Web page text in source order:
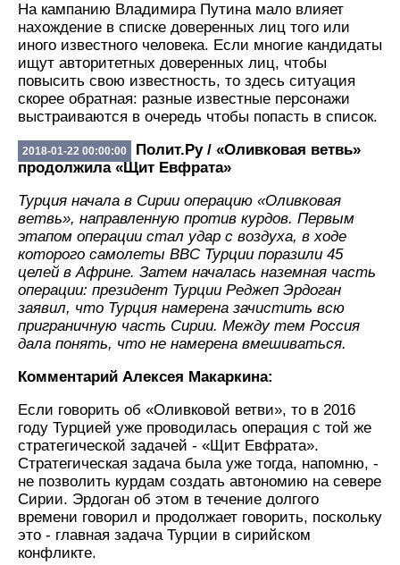
На кампанию Владимира Путина мало влияет
нахождение в списке доверенных лиц того или
иного известного человека. Если многие кандидаты
ищут авторитетных доверенных лиц, чтобы
повысить свою известность, то здесь ситуация
скорее обратная: разные известные персонажи
выстраиваются в очередь чтобы попасть в список.
2018-01-22 00:00:00
Полит.Ру / «Оливковая ветвь»
продолжила «Щит Евфрата»
Турция начала в Сирии операцию «Оливковая
ветвь», направленную против курдов. Первым
этапом операции стал удар с воздуха, в ходе
которого самолеты ВВС Турции поразили 45
целей в Африне. Затем началась наземная часть
операции: президент Турции Реджеп Эрдоган
заявил, что Турция намерена зачистить всю
приграничную часть Сирии. Между тем Россия
дала понять, что не намерена вмешиваться.
Комментарий Алексея Макаркина:
Если говорить об «Оливковой ветви», то в 2016
году Турцией уже проводилась операция с той же
стратегической задачей - «Щит Евфрата».
Стратегическая задача была уже тогда, напомню, -
не позволить курдам создать автономию на севере
Сирии. Эрдоган об этом в течение долгого
времени говорил и продолжает говорить, поскольку
это - главная задача Турции в сирийском
конфликте.